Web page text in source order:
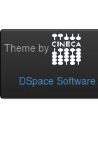
Theme by
DSpace Software